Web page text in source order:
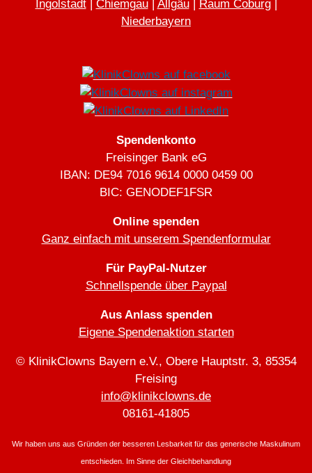
Ingolstadt| Chiemgau| Allgäu| Raum Coburg|
Niederbayern
Spendenkonto
Freisinger Bank eG
IBAN: DE94 7016 9614 0000 0459 00
BIC: GENODEF1FSR
Online spenden
Ganz einfach mit unserem Spendenformular
Für PayPal-Nutzer
Schnellspende über Paypal
Aus Anlass spenden
Eigene Spendenaktion starten
© KlinikClowns Bayern e.V., Obere Hauptstr. 3, 85354
Freising
info@klinikclowns.de
08161-41805
Wir haben uns aus Gründen der besseren Lesbarkeit für das generische Maskulinum
entschieden. Im Sinne der Gleichbehandlung